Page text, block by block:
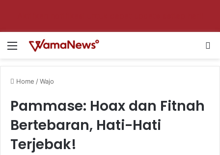
Menu
Home /Wajo
Pammase: Hoax dan Fitnah
Bertebaran, Hati-Hati
Terjebak!